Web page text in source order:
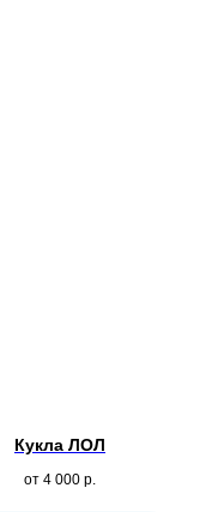
Кукла ЛОЛ
от 4 000 р.